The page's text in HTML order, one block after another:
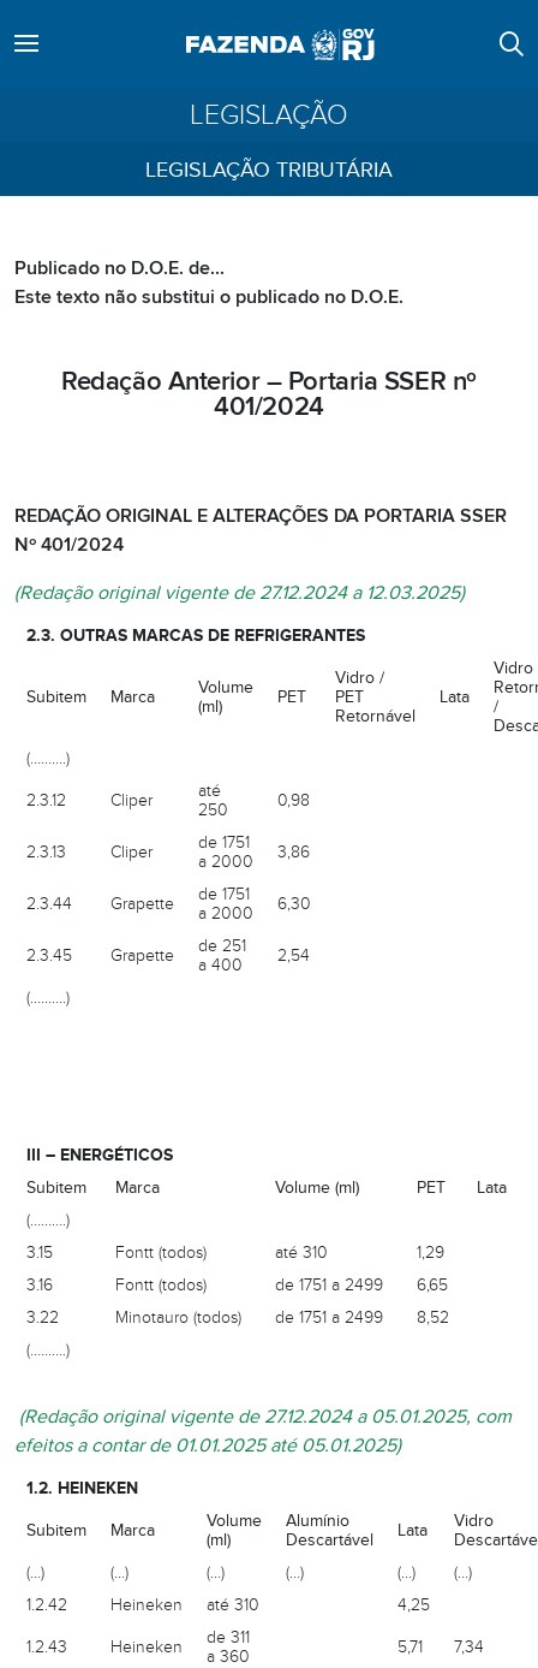
LEGISLAÇÃO
LEGISLAÇÃO TRIBUTÁRIA
Publicado no D.O.E. de...
Este texto não substitui o publicado no D.O.E.
Redação Anterior – Portaria SSER nº
401/2024
REDAÇÃO ORIGINAL E ALTERAÇÕES DA PORTARIA SSER
Nº 401/2024
(Redação original vigente de 27.12.2024 a 12.03.2025)
2.3. OUTRAS MARCAS DE REFRIGERANTES
Subitem Marca
Volume
(ml)
PET
Vidro /
PET
Retornável
Lata
Vidro
/
(……….)
2.3.12 Cliper
até
250
0,98
2.3.13 Cliper
de 1751
a 2000
3,86
2.3.44 Grapette
de 1751
a 2000
6,30
2.3.45 Grapette
de 251
a 400
2,54
(……….)
III – ENERGÉTICOS
Subitem
Marca Volume (ml) PET
Lata
(……….)
3.15
Fontt (todos) até 310
1,29
3.16
Fontt (todos) de 1751 a 2499
6,65
3.22
Minotauro (todos) de 1751 a 2499
8,52
(……….)
(Redação original vigente de 27.12.2024 a 05.01.2025, com
efeitos a contar de 01.01.2025 até 05.01.2025)
1.2. HEINEKEN
Subitem Marca
Volume
(ml)
Alumínio
Descartável
Lata
Vidro
(…)
(…) (…) (…) (…)
(…)
1.2.42
Heineken até 310 4,25
1.2.43 Heineken
de 311
a 360
5,71 7,34